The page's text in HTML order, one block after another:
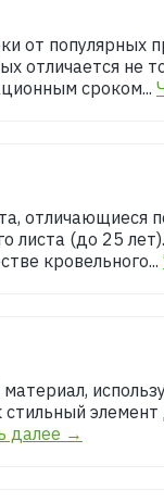
от популярных
отличается не
сроком...
отличающиеся
листа (до 25
кровельного...
далее →